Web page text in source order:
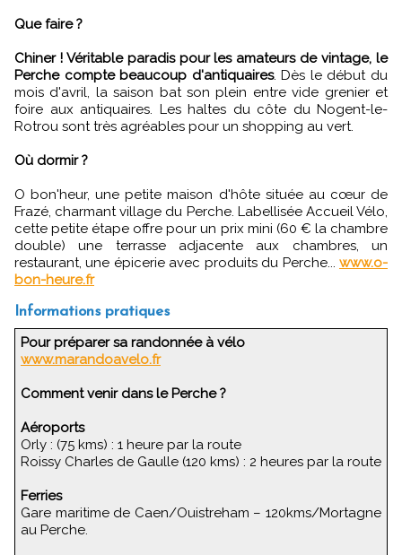
Que faire ?
Chiner ! Véritable paradis pour les amateurs de vintage, le
Perche compte beaucoup d'antiquaires. Dès le début du
mois d'avril, la saison bat son plein entre vide grenier et
foire aux antiquaires. Les haltes du côte du Nogent-le-
Rotrou sont très agréables pour un shopping au vert.
Où dormir ?
O bon'heur, une petite maison d'hôte située au cœur de
Frazé, charmant village du Perche. Labellisée Accueil Vélo,
cette petite étape offre pour un prix mini (60 € la chambre
double) une terrasse adjacente aux chambres, un
restaurant, une épicerie avec produits du Perche... www.o-
bon-heure.fr
Informations pratiques
Pour préparer sa randonnée à vélo
www.marandoavelo.fr
Comment venir dans le Perche ?
Aéroports
Orly : (75 kms) : 1 heure par la route
Roissy Charles de Gaulle (120 kms) : 2 heures par la route
Ferries
Gare maritime de Caen/Ouistreham – 120kms/Mortagne
au Perche.